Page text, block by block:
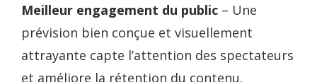
Meilleur engagement du public – Une
prévision bien conçue et visuellement
attrayante capte l’attention des spectateurs
et améliore la rétention du contenu.